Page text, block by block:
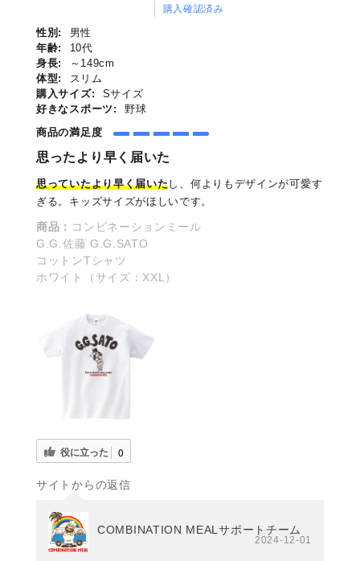
購入確認済み
性別:
男性
年齢:
10代
身長:
～149cm
体型:
スリム
購入サイズ:
Sサイズ
好きなスポーツ:
野球
商品の満足度
思ったより早く届いた
思っていたより早く届いたし、何よりもデザインが可愛す
ぎる。キッズサイズがほしいです。
商品： コンビネーションミール
G.G.佐藤 G.G.SATO
コットンTシャツ
ホワイト（サイズ：XXL）
役に立った 0
サイトからの返信
COMBINATION MEALサポートチーム
2024-12-01